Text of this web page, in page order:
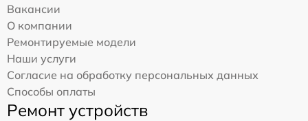
Вакансии
О компании
Ремонтируемые модели
Наши услуги
Согласие на обработку персональных данных
Способы оплаты
Ремонт устройств